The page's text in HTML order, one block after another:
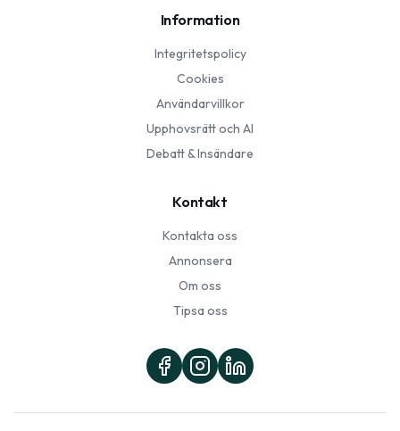
Information
Integritetspolicy
Cookies
Användarvillkor
Upphovsrätt och AI
Debatt & Insändare
Kontakt
Kontakta oss
Annonsera
Om oss
Tipsa oss